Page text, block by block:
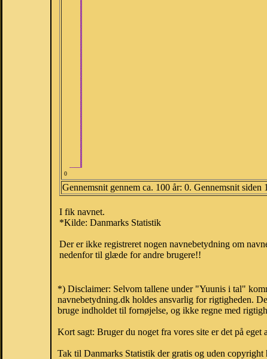
0
Gennemsnit gennem ca. 100 år: 0. Gennemsnit siden
I fik navnet.
*Kilde: Danmarks Statistik
Der er ikke registreret nogen navnebetydning om
nedenfor til glæde for andre brugere!!
*) Disclaimer: Selvom tallene under "Yuunis i tal"
navnebetydning.dk holdes ansvarlig for rigtigheden.
bruge indholdet til fornøjelse, og ikke regne med
Kort sagt: Bruger du noget fra vores site er det på eget
Tak til Danmarks Statistik der gratis og uden copyright